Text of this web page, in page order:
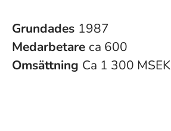
Grundades 1987
Medarbetare ca 600
Omsättning Ca 1 300 MSEK